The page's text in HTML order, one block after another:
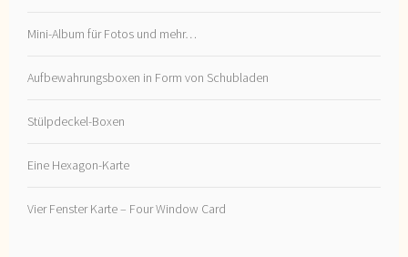
Mini-Album für Fotos und mehr…
Aufbewahrungsboxen in Form von Schubladen
Stülpdeckel-Boxen
Eine Hexagon-Karte
Vier Fenster Karte – Four Window Card